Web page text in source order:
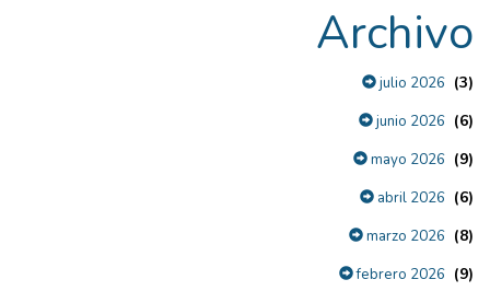
Archivo
julio 2026 (3)
junio 2026 (6)
mayo 2026 (9)
abril 2026 (6)
marzo 2026 (8)
febrero 2026 (9)